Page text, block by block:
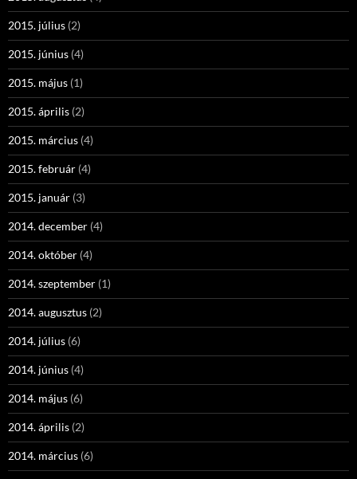
2015. július (2)
2015. június (4)
2015. május (1)
2015. április (2)
2015. március (4)
2015. február (4)
2015. január (3)
2014. december (4)
2014. október (4)
2014. szeptember (1)
2014. augusztus (2)
2014. július (6)
2014. június (4)
2014. május (6)
2014. április (2)
2014. március (6)